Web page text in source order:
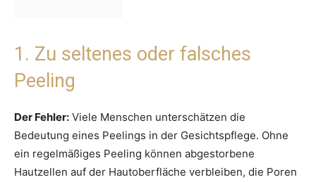
1. Zu seltenes oder falsches
Peeling
Der Fehler: Viele Menschen unterschätzen die
Bedeutung eines Peelings in der Gesichtspflege. Ohne
ein regelmäßiges Peeling können abgestorbene
Hautzellen auf der Hautoberfläche verbleiben, die Poren